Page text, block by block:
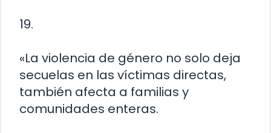
19.
«La violencia de género no solo deja
secuelas en las víctimas directas,
también afecta a familias y
comunidades enteras.